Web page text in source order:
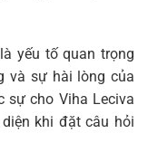
yếu tố quan trọng
và sự hài lòng của
sự cho Viha Leciva
khi đặt câu hỏi